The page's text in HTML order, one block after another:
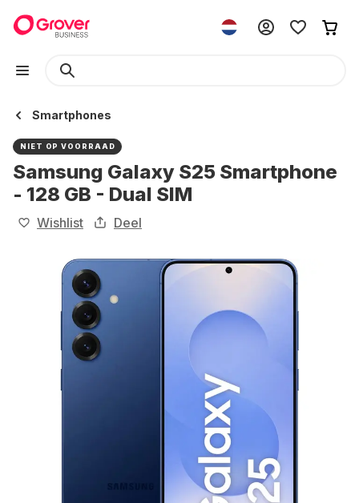
Smartphones
NIET OP VOORRAAD
Samsung Galaxy S25 Smartphone
- 128 GB - Dual SIM
Wishlist Deel